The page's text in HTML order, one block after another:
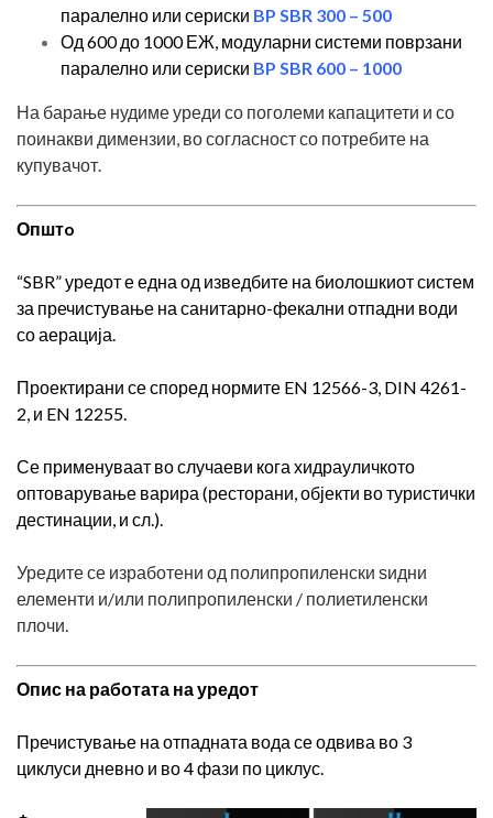
паралелно или сериски BP SBR 300 – 500
Од 600 до 1000 ЕЖ, модуларни системи поврзани
паралелно или сериски BP SBR 600 – 1000
На барање нудиме уреди со поголеми капацитети и со
поинакви димензии, во согласност со потребите на
купувачот.
Општo
“SBR” уредот е една од изведбите на биолошкиот систем
за пречистување на санитарно-фекални отпадни води
со аерација.
Проектирани се според нормите EN 12566-3, DIN 4261-
2, и EN 12255.
Се применуваат во случаеви кога хидрауличкото
оптоварување варира (ресторани, објекти во туристички
дестинации, и сл.).
Уредите се изработени од полипропиленски ѕидни
елементи и/или полипропиленски / полиетиленски
плочи.
Опис на работата на уредот
Пречистување на отпадната вода се одвива во 3
циклуси дневно и во 4 фази по циклус.